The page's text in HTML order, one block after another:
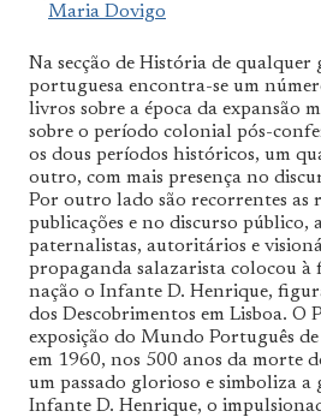
Maria Dovigo
Na secção de História de
portuguesa encontra-se um
livros sobre a época da expansão
sobre o período colonial pós-
os dous períodos históricos, um
outro, com mais presença no
Por outro lado são recorrentes as
publicações e no discurso público,
paternalistas, autoritários e
propaganda salazarista colocou à
nação o Infante D. Henrique,
dos Descobrimentos em Lisboa. O
exposição do Mundo Português
em 1960, nos 500 anos da morte
um passado glorioso e simboliza a
Infante D. Henrique, o